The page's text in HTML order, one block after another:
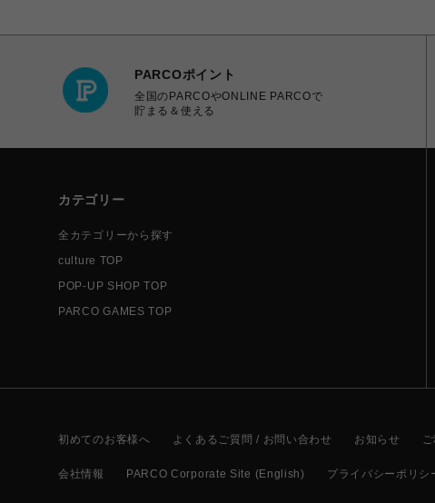
PARCOポイント
全国のPARCOやONLINE PARCOで
貯まる＆使える
カテゴリー
全カテゴリーから探す
culture TOP
POP-UP SHOP TOP
PARCO GAMES TOP
初めてのお客様へ よくあるご質問 / お問い合わせ お知らせ
会社情報 PARCO Corporate Site (English) プライバシーポリシ